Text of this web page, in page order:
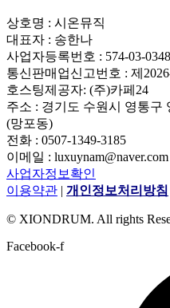
상호명 : 시온뮤직
대표자 : 송한나
사업자등록번호 : 574-03-
통신판매업신고번호 : 제
호스팅제공자: (주)카페24
주소 : 경기도 수원시 영통구
(망포동)
전화 : 0507-1349-3185
이메일 : luxuynam@naver.com
사업자정보확인
이용약관 | 개인정보처리방침
© XIONDRUM. All rights
Facebook-f